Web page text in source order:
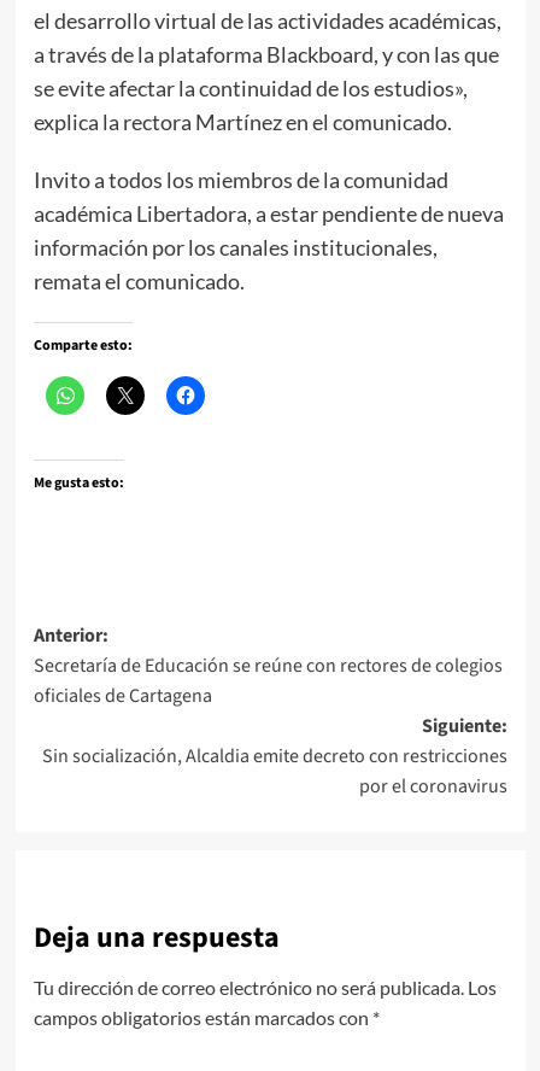
el desarrollo virtual de las actividades académicas,
a través de la plataforma Blackboard, y con las que
se evite afectar la continuidad de los estudios»,
explica la rectora Martínez en el comunicado.
Invito a todos los miembros de la comunidad
académica Libertadora, a estar pendiente de nueva
información por los canales institucionales,
remata el comunicado.
Comparte esto:
Me gusta esto:
Navegación
de
entradas
Anterior:
Secretaría de Educación se reúne con rectores de colegios
oficiales de Cartagena
Siguiente:
Sin socialización, Alcaldia emite decreto con restricciones
por el coronavirus
Deja una respuesta
Tu dirección de correo electrónico no será publicada. Los
campos obligatorios están marcados con *